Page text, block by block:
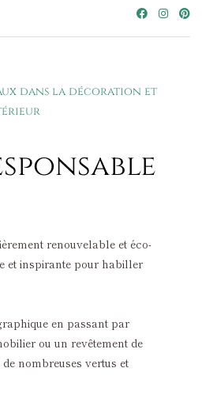
dans la décoration et
renouvelable et éco-
et inspirante pour habiller
en passant par
ou un revêtement de
nombreuses vertus et